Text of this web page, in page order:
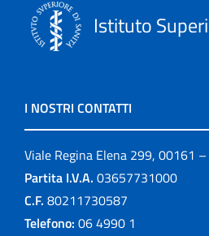
Istituto
I NOSTRI CONTATTI
Viale Regina Elena 299, 00161 –
Partita I.V.A. 03657731000
C.F. 80211730587
Telefono: 06 4990 1